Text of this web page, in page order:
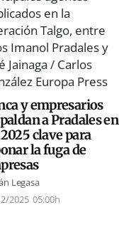
y empresarios
a Pradales en
clave para
la fuga de
Legasa
2025 05:00h